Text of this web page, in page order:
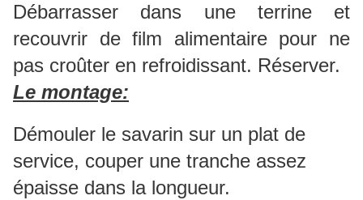
Débarrasser dans une terrine et
recouvrir de film alimentaire pour ne
pas croûter en refroidissant. Réserver.
Le montage:
Démouler le savarin sur un plat de
service, couper une tranche assez
épaisse dans la longueur.